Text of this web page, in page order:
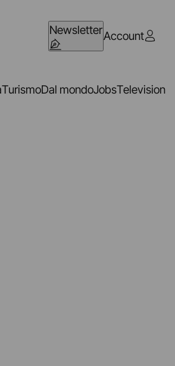
NewsletterAccount
TurismoDal mondoJobsTelevision